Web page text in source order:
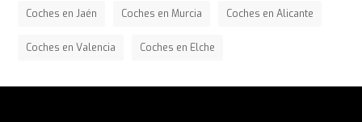
Coches en Jaén Coches en Murcia Coches en Alicante
Coches en Valencia Coches en Elche